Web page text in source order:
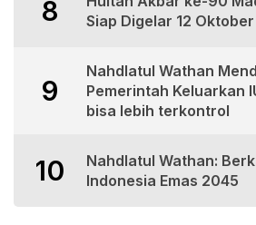
8
Siap Digelar 12
9
Nahdlatul Wathan
Pemerintah Keluarkan
bisa lebih terkontrol
10
Nahdlatul Wathan:
Indonesia Emas 2045